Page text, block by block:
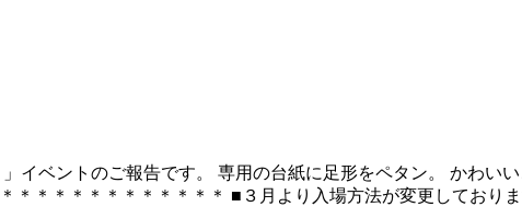
イベントのご報告です。 専用の台紙に足形をペタン。 かわい
＊＊＊＊＊＊＊＊＊＊＊ ■３月より入場方法が変更しており